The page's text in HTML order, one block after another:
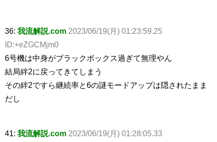
36: 我流解説.com 2023/06/19(月) 01:23:59.25
ID:+eZGCMjm0
6号機は中身がブラックボックス過ぎて無理やん
結局絆2に戻ってきてしまう
その絆2ですら継続率と6の謎モードアップは隠されたまま
だし
41: 我流解説.com 2023/06/19(月) 01:28:05.33